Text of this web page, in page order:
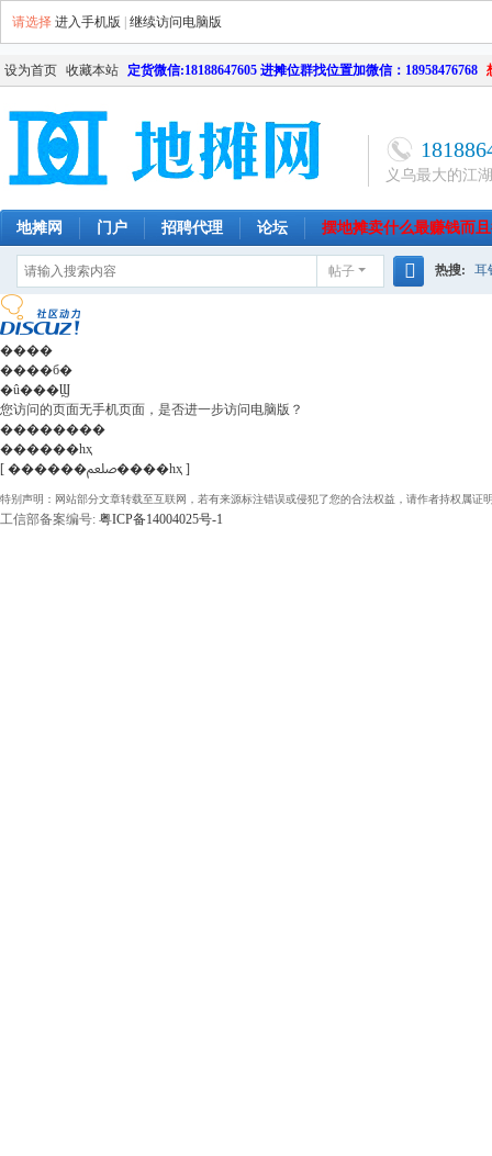
请选择 进入手机版 继续访问电脑版
设为首页 收藏本站 定货微信:18188647605 进摊位群找位置加微信：18958476768
义乌最大的江
地摊网 门户 招聘代理 论坛 摆地摊卖什么最赚钱而
南昌
帖子 热搜: 耳
����
����б�
�û���Ϣ
您访问的页面无手机页面，是否进一步访问电脑版？
��������
������һҳ
[ ������ﷵ����һҳ ]
特别声明：网站部分文章转载至互联网，若有来源标注错误或侵犯了您的合法权益，请作者持权属证
工信部备案编号: 粤ICP备14004025号-1